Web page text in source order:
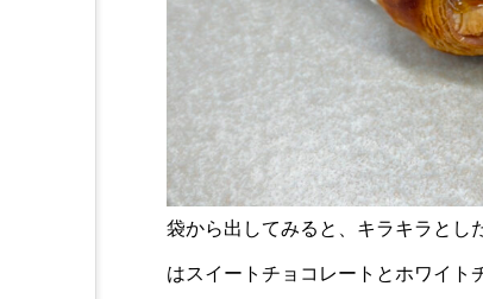
袋から出してみると、キラキラとし
はスイートチョコレートとホワイト